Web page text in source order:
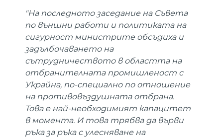
"На последното заседание на Съвета
по външни работи и политиката на
сигурност министрите обсъдиха и
задълбочаването на
сътрудничеството в областта на
отбранителната промишленост с
Украйна, по-специално по отношение
на противовъздушната отбрана.
Това е най-необходимият капацитет
в момента. И това трябва да върви
ръка за ръка с улесняване на